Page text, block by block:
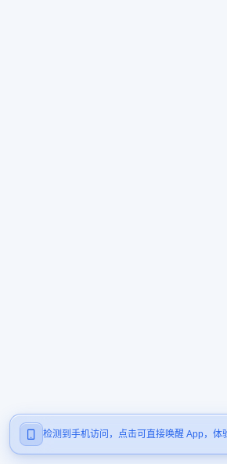
检测到手机访问，点击可直接唤醒 App，体